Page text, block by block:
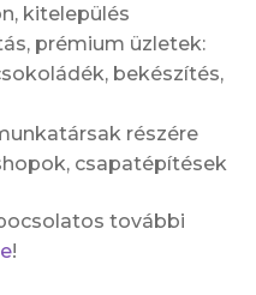
kitelepülés
prémium üzletek:
bekészítés,
részére
csapatépítések
további
!